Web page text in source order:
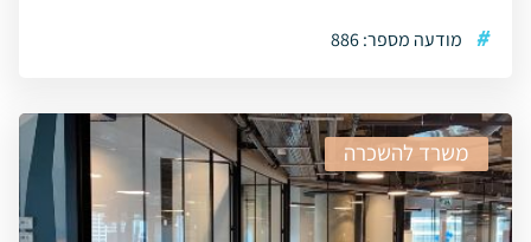
# מודעה מספר: 886
משרד להשכרה